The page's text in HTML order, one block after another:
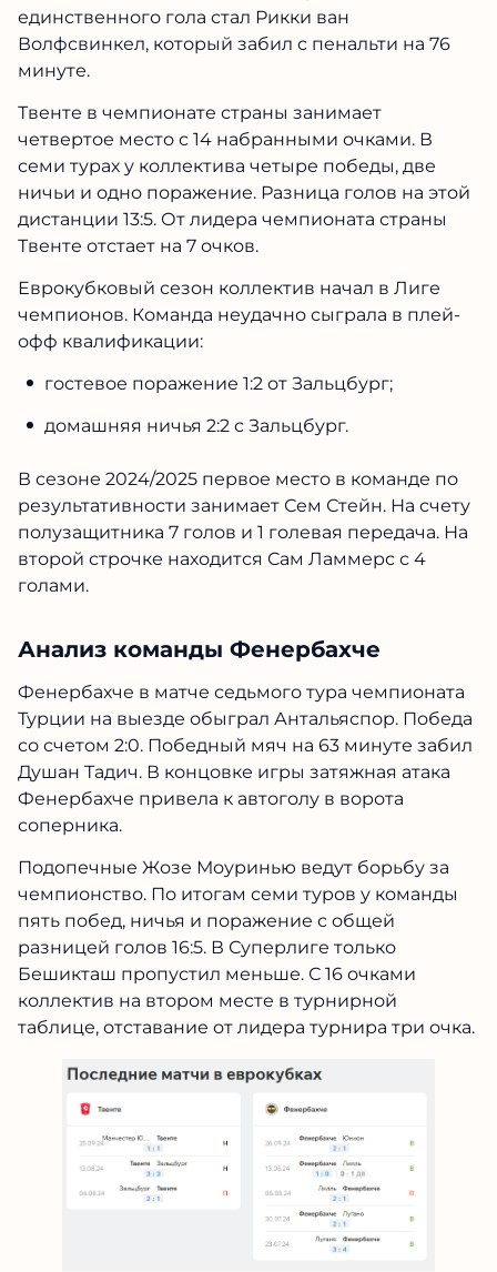
единственного гола стал Рикки ван
Волфсвинкел, который забил с пенальти на 76
минуте.
Твенте в чемпионате страны занимает
четвертое место с 14 набранными очками. В
семи турах у коллектива четыре победы, две
ничьи и одно поражение. Разница голов на этой
дистанции 13:5. От лидера чемпионата страны
Твенте отстает на 7 очков.
Еврокубковый сезон коллектив начал в Лиге
чемпионов. Команда неудачно сыграла в плей-
офф квалификации:
гостевое поражение 1:2 от Зальцбург;
домашняя ничья 2:2 с Зальцбург.
В сезоне 2024/2025 первое место в команде по
результативности занимает Сем Стейн. На счету
полузащитника 7 голов и 1 голевая передача. На
второй строчке находится Сам Ламмерс с 4
голами.
Анализ команды Фенербахче
Фенербахче в матче седьмого тура чемпионата
Турции на выезде обыграл Антальяспор. Победа
со счетом 2:0. Победный мяч на 63 минуте забил
Душан Тадич. В концовке игры затяжная атака
Фенербахче привела к автоголу в ворота
соперника.
Подопечные Жозе Моуринью ведут борьбу за
чемпионство. По итогам семи туров у команды
пять побед, ничья и поражение с общей
разницей голов 16:5. В Суперлиге только
Бешикташ пропустил меньше. С 16 очками
коллектив на втором месте в турнирной
таблице, отставание от лидера турнира три очка.